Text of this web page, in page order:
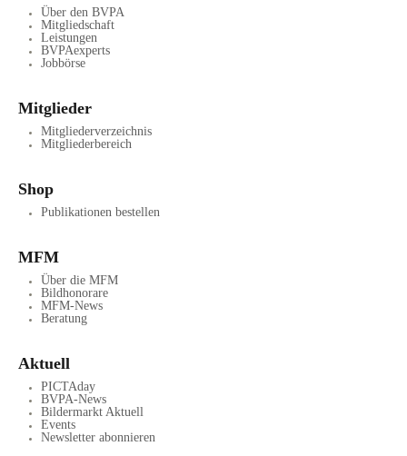
Über den BVPA
Mitgliedschaft
Leistungen
BVPAexperts
Jobbörse
Mitglieder
Mitgliederverzeichnis
Mitgliederbereich
Shop
Publikationen bestellen
MFM
Über die MFM
Bildhonorare
MFM-News
Beratung
Aktuell
PICTAday
BVPA-News
Bildermarkt Aktuell
Events
Newsletter abonnieren